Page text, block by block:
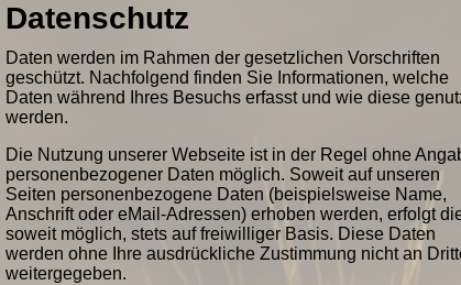
Datenschutz
Daten werden im Rahmen der gesetzlichen Vorschriften
geschützt. Nachfolgend finden Sie Informationen, welche
Daten während Ihres Besuchs erfasst und wie diese
werden.
Die Nutzung unserer Webseite ist in der Regel ohne
personenbezogener Daten möglich. Soweit auf unseren
Seiten personenbezogene Daten (beispielsweise Name,
Anschrift oder eMail-Adressen) erhoben werden, erfolgt
soweit möglich, stets auf freiwilliger Basis. Diese Daten
werden ohne Ihre ausdrückliche Zustimmung nicht an
weitergegeben.